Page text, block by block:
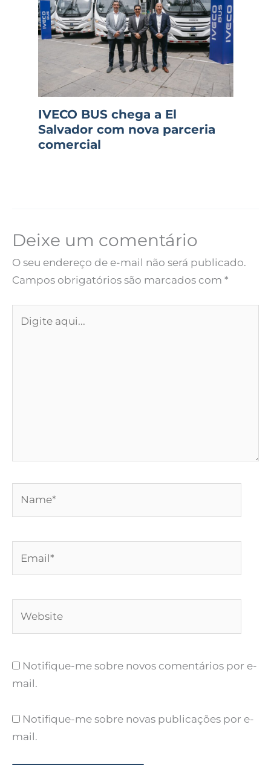
IVECO BUS chega a El
Salvador com nova parceria
comercial
Deixe um comentário
O seu endereço de e-mail não será publicado.
Campos obrigatórios são marcados com *
aqui...
Notifique-me sobre novos comentários por e-
mail.
Notifique-me sobre novas publicações por e-
mail.